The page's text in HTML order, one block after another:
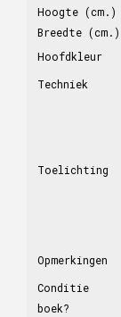
Hoogte (cm.)
Breedte (cm.)
Hoofdkleur
Techniek
Toelichting
Opmerkingen
Conditie
boek?